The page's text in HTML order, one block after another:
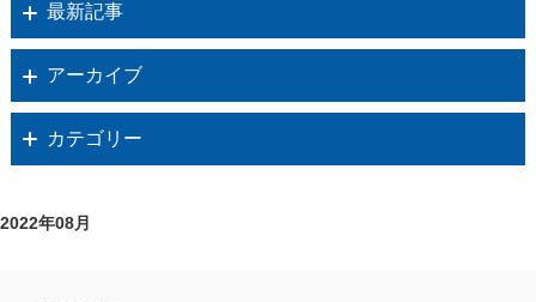
最新記事
アーカイブ
カテゴリー
2022年08月